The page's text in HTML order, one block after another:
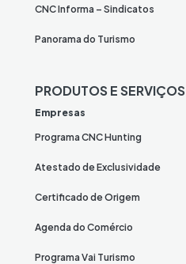
CNC Informa – Sindicatos
Panorama do Turismo
PRODUTOS E SERVIÇOS
Empresas
Programa CNC Hunting
Atestado de Exclusividade
Certificado de Origem
Agenda do Comércio
Programa Vai Turismo